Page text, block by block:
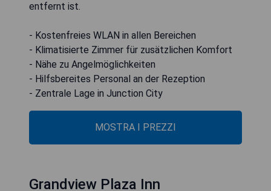
entfernt ist.
- Kostenfreies WLAN in allen Bereichen
- Klimatisierte Zimmer für zusätzlichen Komfort
- Nähe zu Angelmöglichkeiten
- Hilfsbereites Personal an der Rezeption
- Zentrale Lage in Junction City
MOSTRA I PREZZI
Grandview Plaza Inn